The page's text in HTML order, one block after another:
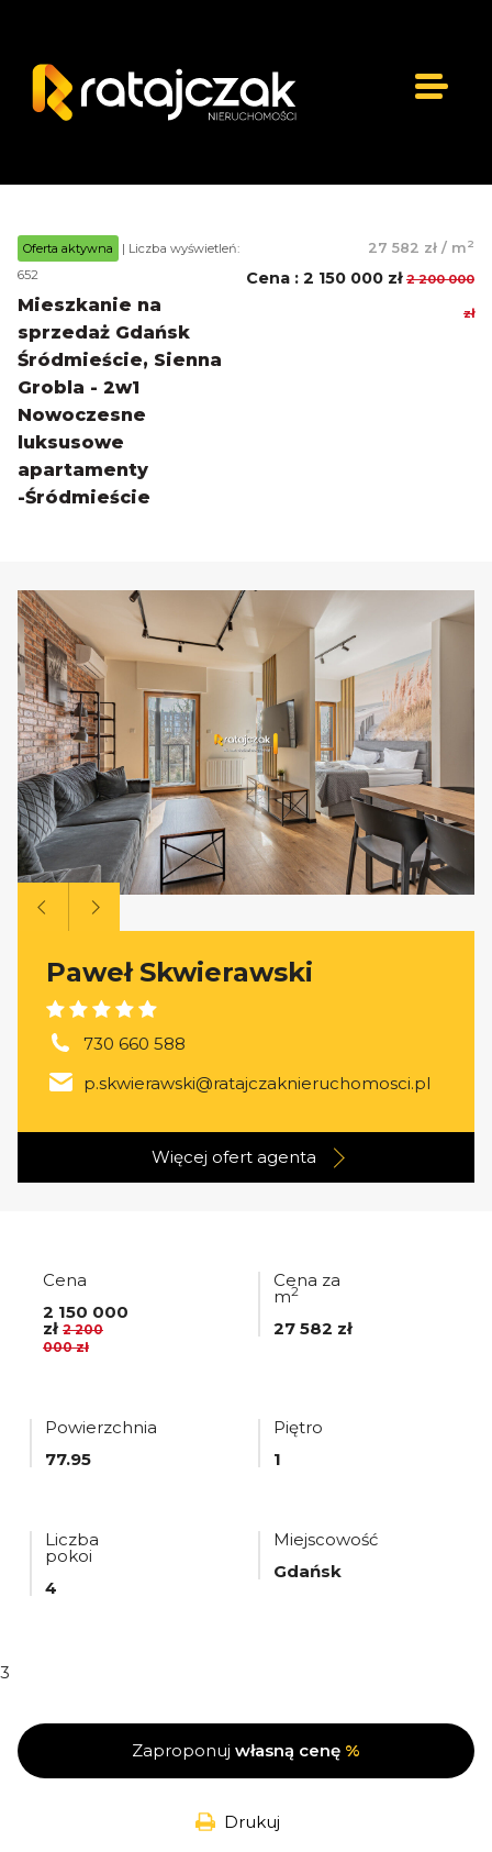
Oferta aktywna
| Liczba wyświetleń:
652
Mieszkanie na
sprzedaż Gdańsk
Śródmieście, Sienna
Grobla - 2w1
Nowoczesne
luksusowe
apartamenty
-Śródmieście
27 582 zł / m2
Cena : 2 150 000 zł 2 200 000
zł
Paweł Skwierawski
730 660 588
p.skwierawski@ratajczaknieruchomosci.pl
Więcej ofert agenta
Cena
2 150 000
zł 2 200
000 zł
Cena za
m2
27 582 zł
Powierzchnia
77.95
Piętro
1
Liczba
pokoi
4
Miejscowość
Gdańsk
3
Zaproponuj własną cenę %
Drukuj